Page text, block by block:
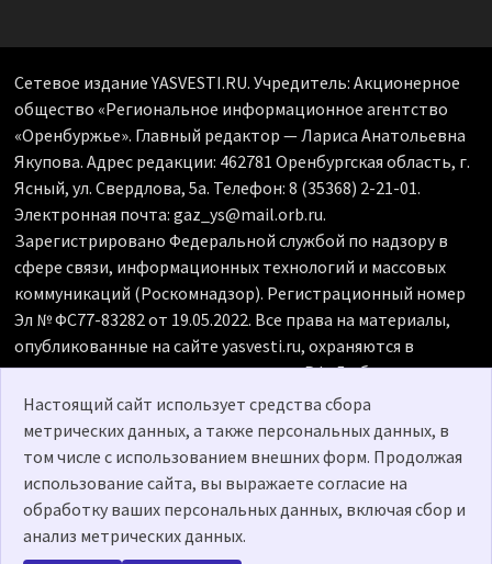
Сетевое издание YASVESTI.RU. Учредитель: Акционерное
общество «Региональное информационное агентство
«Оренбуржье». Главный редактор — Лариса Анатольевна
Якупова. Адрес редакции: 462781 Оренбургская область, г.
Ясный, ул. Свердлова, 5а. Телефон: 8 (35368) 2-21-01.
Электронная почта: gaz_ys@mail.orb.ru.
Зарегистрировано Федеральной службой по надзору в
сфере связи, информационных технологий и массовых
коммуникаций (Роскомнадзор). Регистрационный номер
Эл № ФС77-83282 от 19.05.2022. Все права на материалы,
опубликованные на сайте yasvesti.ru, охраняются в
соответствии с законодательством РФ. Любое
использование материалов допускается только по
согласованию с редакцией, гиперссылка на источник
обязательна. Редакция не несет ответственности за
достоверность рекламных объявлений, размещенных на
сайте yasvesti.ru, а также за содержание веб-сайтов, на
которые даны гиперссылки. 18+
Настоящий сайт использует средства сбора
метрических данных, а также персональных данных, в
том числе с использованием внешних форм. Продолжая
использование сайта, вы выражаете согласие на
обработку ваших персональных данных, включая сбор и
анализ метрических данных.